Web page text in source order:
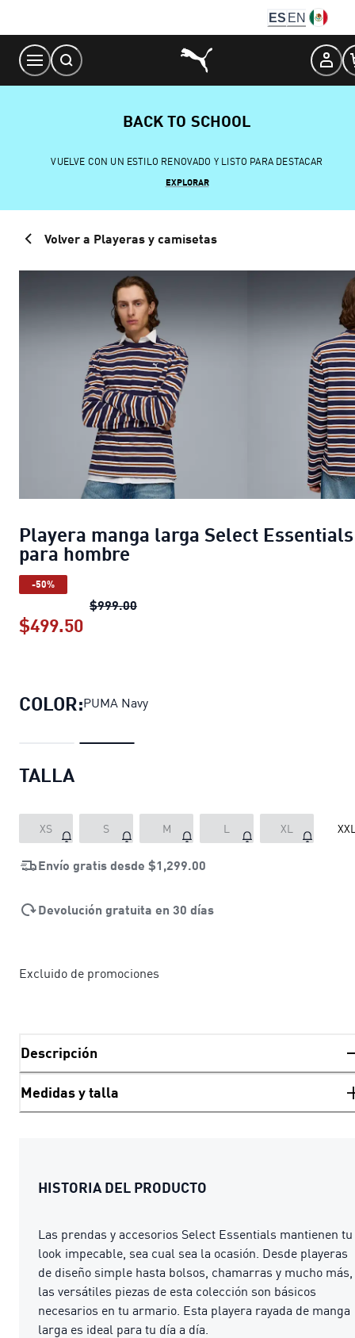
Content
ES EN
BACK TO SCHOOL
VUELVE CON UN ESTILO RENOVADO Y LISTO PARA DESTACAR
EXPLORAR
Volver a Playeras y camisetas
Playera manga larga Select Essentials
para hombre
-50%
$999.00Playera manga larga Select
$499.50
COLOR:PUMA Navy
TALLA
XS S M L XL
Envío gratis desde $1,299.00
Devolución gratuita en 30 días
Excluido de promociones
Descripción
Medidas y talla
HISTORIA DEL PRODUCTO
Las prendas y accesorios Select Essentials mantienen tu
look impecable, sea cual sea la ocasión. Desde playeras
de diseño simple hasta bolsos, chamarras y mucho más,
las versátiles piezas de esta colección son básicos
necesarios en tu armario. Esta playera rayada de manga
larga es ideal para tu día a día.